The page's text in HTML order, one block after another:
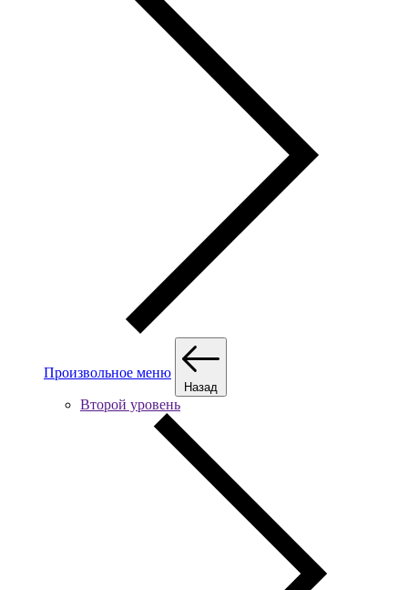
Произвольное меню
Назад
Второй уровень